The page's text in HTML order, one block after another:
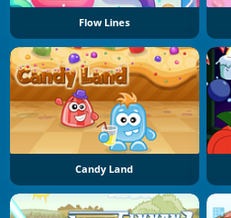
Flow Lines
Candy Land